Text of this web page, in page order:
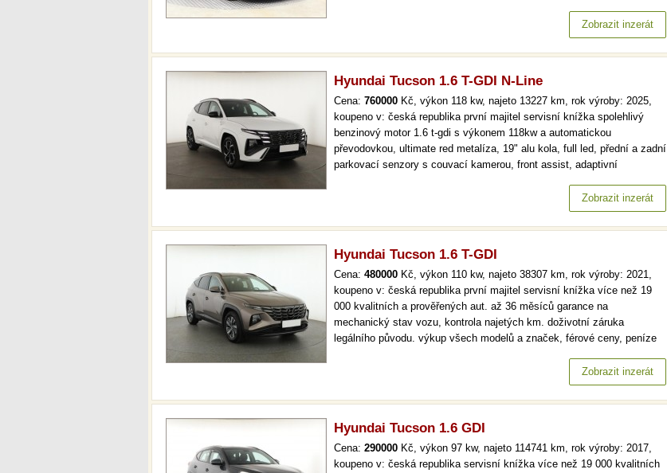
36 měsíců garance na mechanický stav vozu, kontrola najetých km.…
Zobrazit inzerát
Hyundai Tucson 1.6 T-GDI N-Line
Cena: 760000 Kč, výkon 118 kw, najeto 13227 km, rok výroby: 2025,
koupeno v: česká republika první majitel servisní knížka spolehlivý
benzinový motor 1.6 t-gdi s výkonem 118kw a automatickou
převodovkou, ultimate red metalíza, 19" alu kola, full led, přední a zadní
parkovací senzory s couvací kamerou, front assist, adaptivní
udržení jízdy v jízdním pruhu, asistent mrtvého úhlu, vyhřívané…
Zobrazit inzerát
Hyundai Tucson 1.6 T-GDI
Cena: 480000 Kč, výkon 110 kw, najeto 38307 km, rok výroby: 2021,
koupeno v: česká republika první majitel servisní knížka více než 19
000 kvalitních a prověřených aut. až 36 měsíců garance na
mechanický stav vozu, kontrola najetých km. doživotní záruka
legálního původu. výkup všech modelů a značek, férové ceny, peníze
36 měsíců garance na mechanický stav vozu, kontrola najetých km.…
Zobrazit inzerát
Hyundai Tucson 1.6 GDI
Cena: 290000 Kč, výkon 97 kw, najeto 114741 km, rok výroby: 2017,
koupeno v: česká republika servisní knížka více než 19 000 kvalitních